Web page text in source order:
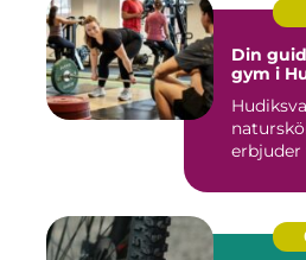
Din
gym i
erbjuder